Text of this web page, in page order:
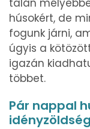
húsokért, de
fogunk járni,
úgyis a
igazán
többet.
Pár nappal